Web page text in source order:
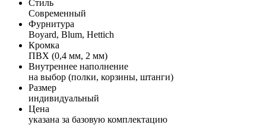
Стиль
Современный
Фурнитура
Boyard, Blum, Hettich
Кромка
ПВХ (0,4 мм, 2 мм)
Внутреннее наполнение
на выбор (полки, корзины, штанги)
Размер
индивидуальный
Цена
указана за базовую комплектацию